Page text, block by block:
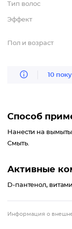
Тип волос
Эффект
Пол и возраст
10
Способ
Нанести на
Смыть.
Активные
D-пантенол,
Информация о